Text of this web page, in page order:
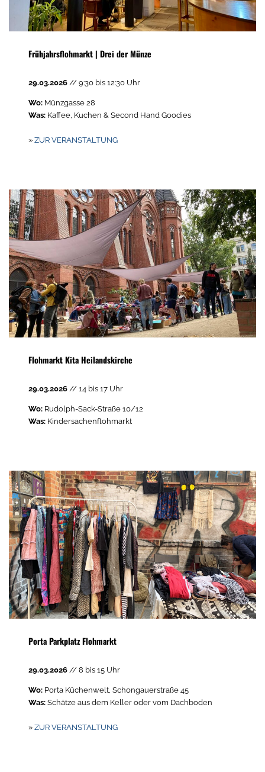
Frühjahrsflohmarkt | Drei der Münze
29.03.2026 // 9:30 bis 12:30 Uhr
Wo: Münzgasse 28
Was: Kaffee, Kuchen & Second Hand Goodies
»ZUR VERANSTALTUNG
Flohmarkt Kita Heilandskirche
29.03.2026 // 14 bis 17 Uhr
Wo: Rudolph-Sack-Straße 10/12
Was: Kindersachenflohmarkt
Porta Parkplatz Flohmarkt
29.03.2026 // 8 bis 15 Uhr
Wo: Porta Küchenwelt, Schongauerstraße 45
Was:Schätze aus dem Keller oder vom Dachboden
»ZUR VERANSTALTUNG